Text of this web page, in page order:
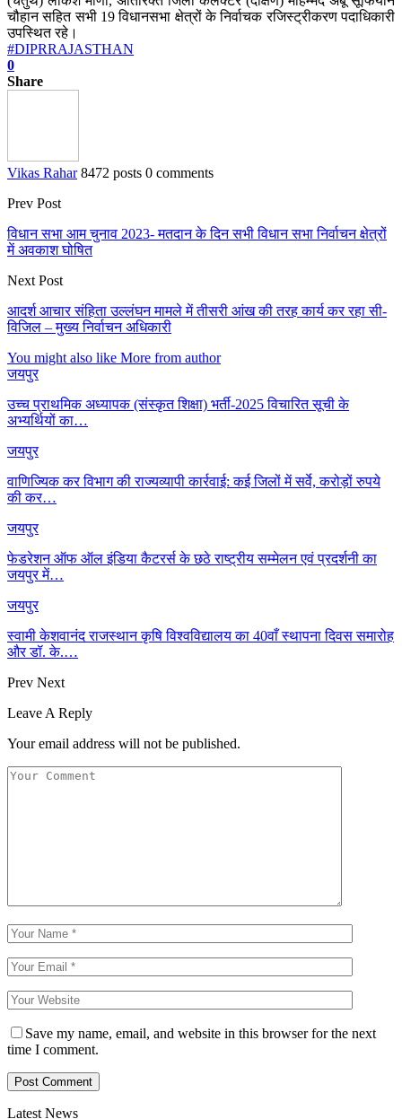
चौहान सहित सभी 19 विधानसभा क्षेत्रों के निर्वाचक रजिस्ट्रीकरण पदाधिकारी
उपस्थित रहे।
#DIPRRAJASTHAN
0
Share
Vikas Rahar 8472 posts 0 comments
Prev Post
विधान सभा आम चुनाव 2023- मतदान के दिन सभी विधान सभा निर्वाचन क्षेत्रों
में अवकाश घोषित
Next Post
आदर्श आचार संहिता उल्लंघन मामले में तीसरी आंख की तरह कार्य कर रहा सी-
विजिल – मुख्य निर्वाचन अधिकारी
You might also like More from author
जयपुर
उच्च प्राथमिक अध्यापक (संस्कृत शिक्षा) भर्ती-2025 विचारित सूची के
अभ्यर्थियों का…
जयपुर
वाणिज्यिक कर विभाग की राज्यव्यापी कार्रवाई: कई जिलों में सर्वे, करोड़ों रुपये
की कर…
जयपुर
फेडरेशन ऑफ ऑल इंडिया कैटरर्स के छठे राष्ट्रीय सम्मेलन एवं प्रदर्शनी का
जयपुर में…
जयपुर
स्वामी केशवानंद राजस्थान कृषि विश्वविद्यालय का 40वाँ स्थापना दिवस समारोह
और डॉ. के.…
Prev Next
Leave A Reply
Your email address will not be published.
Save my name, email, and website in this browser for the next
time I comment.
Latest News